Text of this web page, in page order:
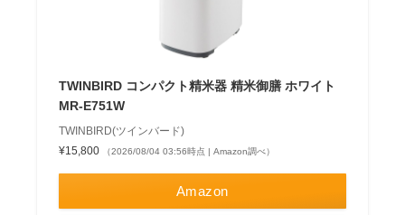
TWINBIRD コンパクト精米器 精米御膳 ホワイト
MR-E751W
TWINBIRD(ツインバード)
¥15,800
（2026/08/04 03:56時点 | Amazon調べ）
Amazon